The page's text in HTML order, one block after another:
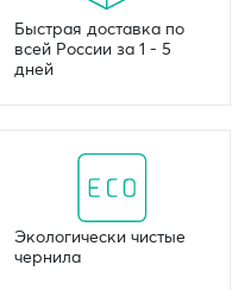
Быстрая доставка по
всей России за 1 - 5
дней
Экологически чистые
чернила